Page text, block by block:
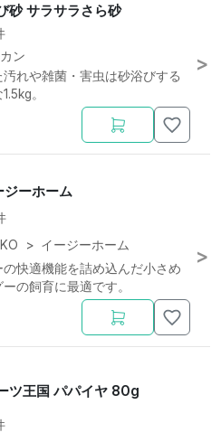
砂 サラサラさら砂
ン
れや雑菌・害虫は砂浴びする
。
ーホーム
> イージーホーム
快適機能を詰め込んだ小さめ
の飼育に最適です。
ツ王国 パパイヤ 80g